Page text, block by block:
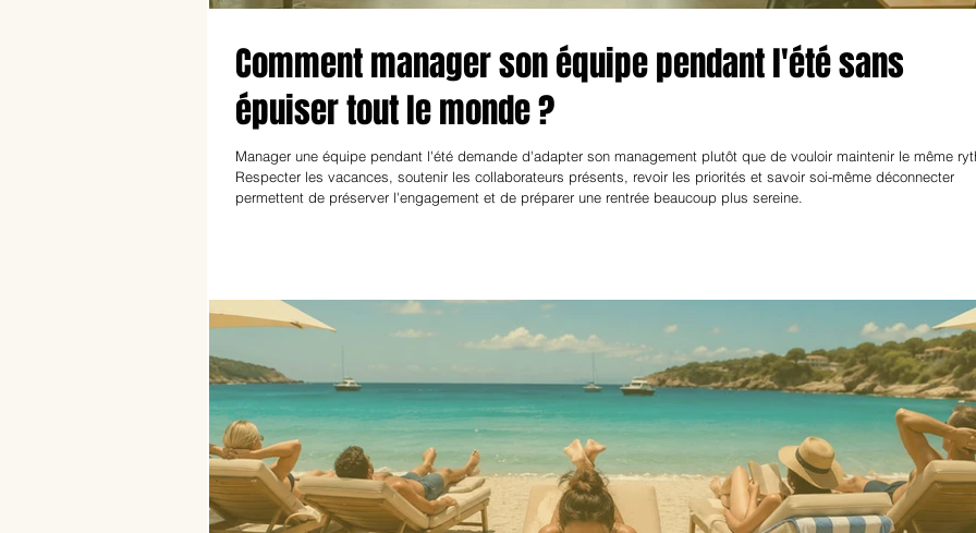
Comment manager son équipe pendant l'été sans
épuiser tout le monde ?
Manager une équipe pendant l'été demande d'adapter son management plutôt que de vouloir maintenir le même
Respecter les vacances, soutenir les collaborateurs présents, revoir les priorités et savoir soi-même déconnecter
permettent de préserver l'engagement et de préparer une rentrée beaucoup plus sereine.